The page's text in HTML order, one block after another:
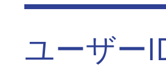
ユーザー